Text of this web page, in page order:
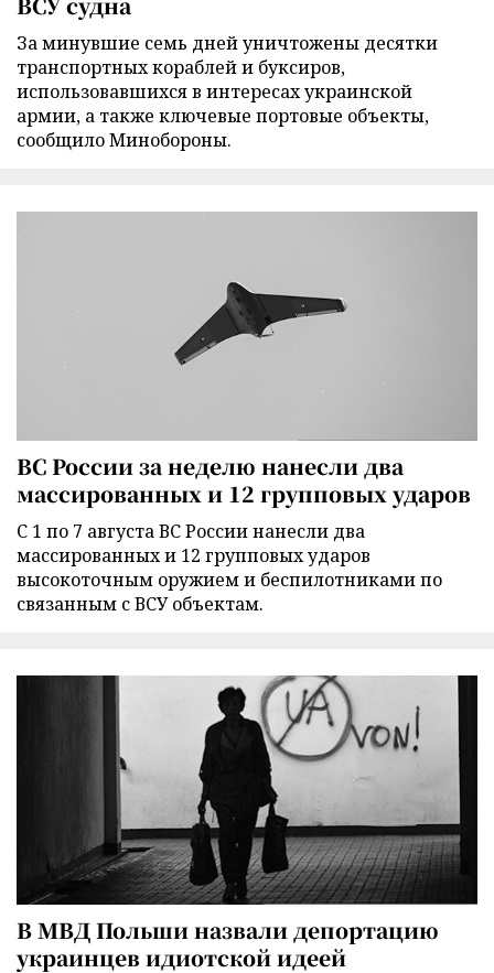
За минувшие семь дней уничтожены десятки
транспортных кораблей и буксиров,
использовавшихся в интересах украинской
армии, а также ключевые портовые объекты,
сообщило Минобороны.
ВС России за неделю нанесли два
массированных и 12 групповых ударов
С 1 по 7 августа ВС России нанесли два
массированных и 12 групповых ударов
высокоточным оружием и беспилотниками по
связанным с ВСУ объектам.
В МВД Польши назвали депортацию
украинцев идиотской идеей